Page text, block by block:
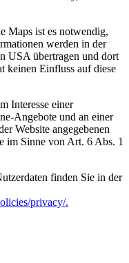
Maps ist es notwendig,
werden in der
USA übertragen und dort
keinen Einfluss auf diese
Interesse einer
Angebote und an einer
Website angegebenen
im Sinne von Art. 6 Abs. 1
finden Sie in der
privacy/.